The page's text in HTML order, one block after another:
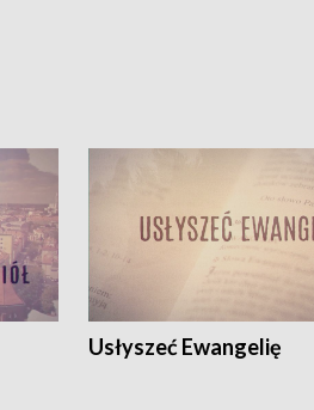
Usłyszeć Ewangelię